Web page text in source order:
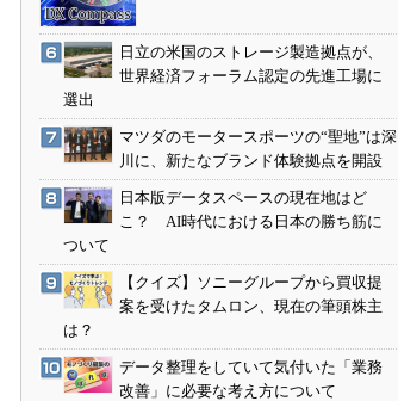
日立の米国のストレージ製造拠点が、
世界経済フォーラム認定の先進工場に
選出
マツダのモータースポーツの“聖地”は深
川に、新たなブランド体験拠点を開設
日本版データスペースの現在地はど
こ？ AI時代における日本の勝ち筋に
ついて
【クイズ】ソニーグループから買収提
案を受けたタムロン、現在の筆頭株主
は？
データ整理をしていて気付いた「業務
改善」に必要な考え方について